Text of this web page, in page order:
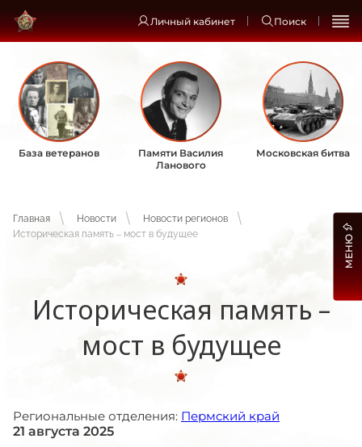
Личный кабинет Поиск
База ветеранов
Памяти Василия
Ланового
Московская битва
Главная Новости
Новости регионов
Историческая память – мост в будущее
Историческая память –
мост в будущее
Региональные отделения: Пермский край
21 августа 2025
МЕНЮ